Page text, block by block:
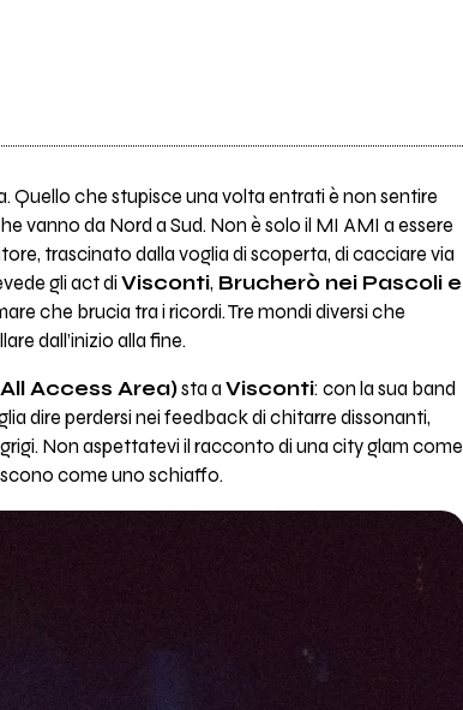
Quello che stupisce una volta entrati è non sentire
vanno da Nord a Sud. Non è solo il MI AMI a essere
trascinato dalla voglia di scoperta, di cacciare via
gli act di Visconti, Brucherò nei Pascoli e
che brucia tra i ricordi. Tre mondi diversi che
dall’inizio alla fine.
Access Area)sta a Visconti: con la sua band
dire perdersi nei feedback di chitarre dissonanti,
Non aspettatevi il racconto di una city glam come
come uno schiaffo.